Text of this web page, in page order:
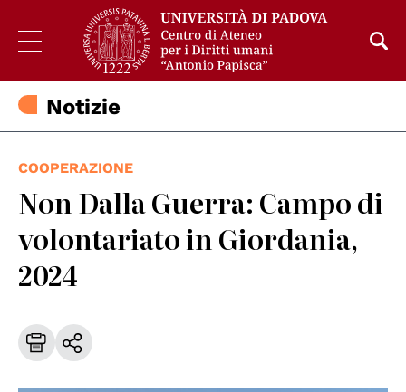
Notizie
COOPERAZIONE
Non Dalla Guerra: Campo di
volontariato in Giordania,
2024